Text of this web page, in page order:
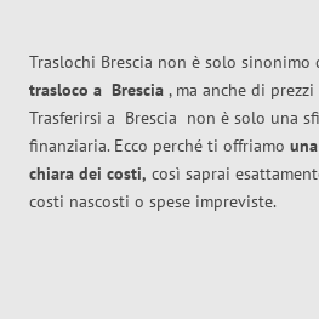
Traslochi Brescia non è solo sinonimo
trasloco a Brescia , ma anche di
Trasferirsi a Brescia non è solo una
finanziaria. Ecco perché ti offriamo
chiara dei costi, così saprai
costi nascosti o spese impreviste.